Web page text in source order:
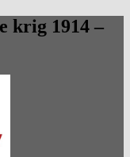
krig 1914 –